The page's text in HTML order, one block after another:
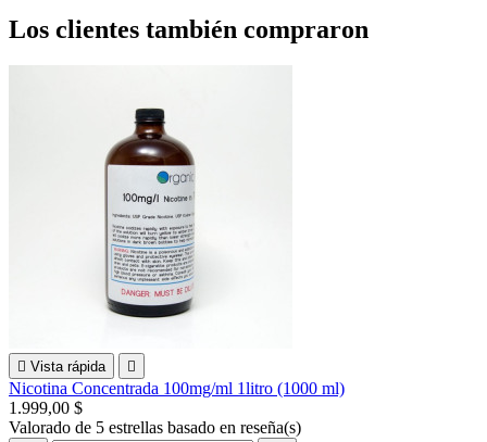
Los clientes también compraron
 Vista rápida 
Nicotina Concentrada 100mg/ml 1litro (1000 ml)
1.999,00 $
Valorado de 5 estrellas basado en reseña(s)